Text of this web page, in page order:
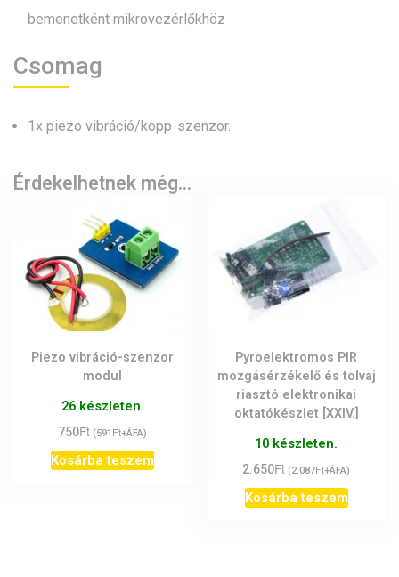
bemenetként mikrovezérlőkhöz
Csomag
1x piezo vibráció/kopp-szenzor.
Érdekelhetnek még…
Piezo vibráció-szenzor
modul
26 készleten.
750Ft (591 Ft+ÁFA)
Kosárba teszem
Pyroelektromos PIR
mozgásérzékelő és tolvaj
riasztó elektronikai
oktatókészlet [XXIV.]
10 készleten.
2.650Ft (2.087Ft+ÁFA)
Kosárba teszem